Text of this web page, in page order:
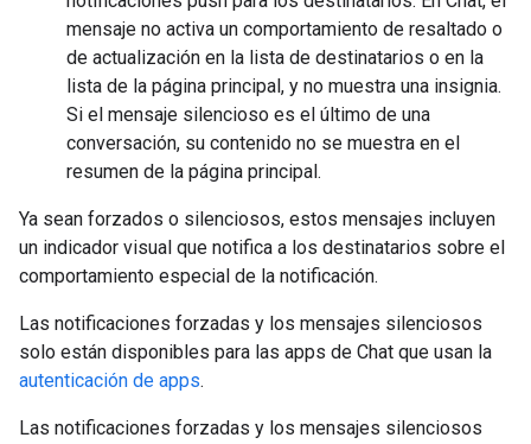
mensaje no activa un comportamiento de resaltado o
de actualización en la lista de destinatarios o en la
lista de la página principal, y no muestra una insignia.
Si el mensaje silencioso es el último de una
conversación, su contenido no se muestra en el
resumen de la página principal.
Ya sean forzados o silenciosos, estos mensajes incluyen
un indicador visual que notifica a los destinatarios sobre el
comportamiento especial de la notificación.
Las notificaciones forzadas y los mensajes silenciosos
solo están disponibles para las apps de Chat que usan la
autenticación de apps.
Las notificaciones forzadas y los mensajes silenciosos